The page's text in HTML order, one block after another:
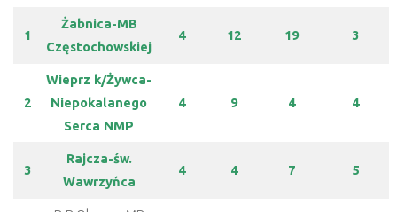
1
Żabnica-MB
Częstochowskiej
4 12 19 3
2
Wieprz k/Żywca-
Niepokalanego
Serca NMP
4 9 4 4
3
Rajcza-św.
Wawrzyńca
4 4 7 5